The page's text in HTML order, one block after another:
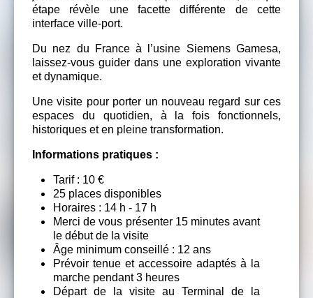
étape révèle une facette différente de cette
interface ville-port.
Du nez du France à l’usine Siemens Gamesa,
laissez-vous guider dans une exploration vivante
et dynamique.
Une visite pour porter un nouveau regard sur ces
espaces du quotidien, à la fois fonctionnels,
historiques et en pleine transformation.
Informations pratiques :
Tarif : 10 €
25 places disponibles
Horaires : 14 h - 17 h
Merci de vous présenter 15 minutes avant
le début de la visite
Âge minimum conseillé : 12 ans
Prévoir tenue et accessoire adaptés à la
marche pendant 3 heures
Départ de la visite au Terminal de la